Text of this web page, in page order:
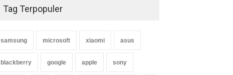
Tag Terpopuler
samsung microsoft xiaomi asus
blackberry google apple sony